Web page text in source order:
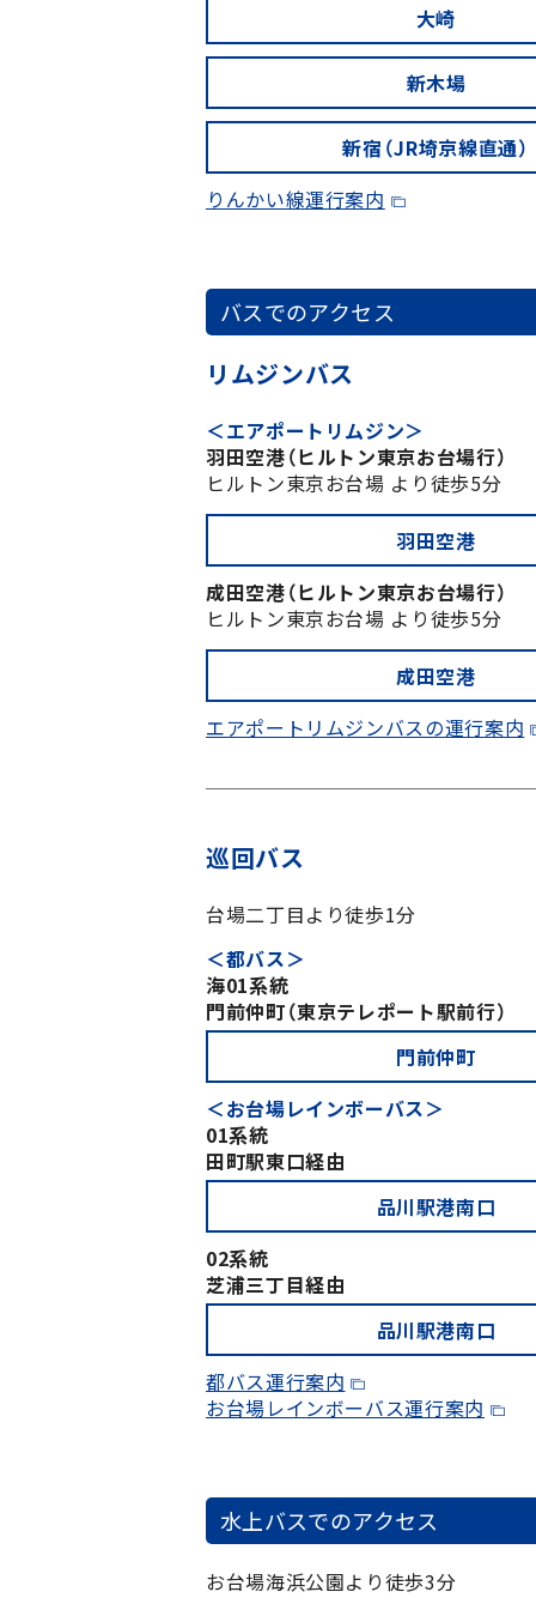
大崎
新木場
新宿（JR埼京線直通）
りんかい線運行案内
バスでのアクセス
リムジンバス
＜エアポートリムジン＞
羽田空港（ヒルトン東京お台場行）
ヒルトン東京お台場 より徒歩5分
羽田空港
成田空港（ヒルトン東京お台場行）
ヒルトン東京お台場 より徒歩5分
成田空港
エアポートリムジンバスの運行案内
巡回バス
台場二丁目より徒歩1分
＜都バス＞
海01系統
門前仲町（東京テレポート駅前行）
門前仲町
＜お台場レインボーバス＞
01系統
田町駅東口経由
品川駅港南口
02系統
芝浦三丁目経由
品川駅港南口
都バス運行案内
お台場レインボーバス運行案内
水上バスでのアクセス
お台場海浜公園より徒歩3分